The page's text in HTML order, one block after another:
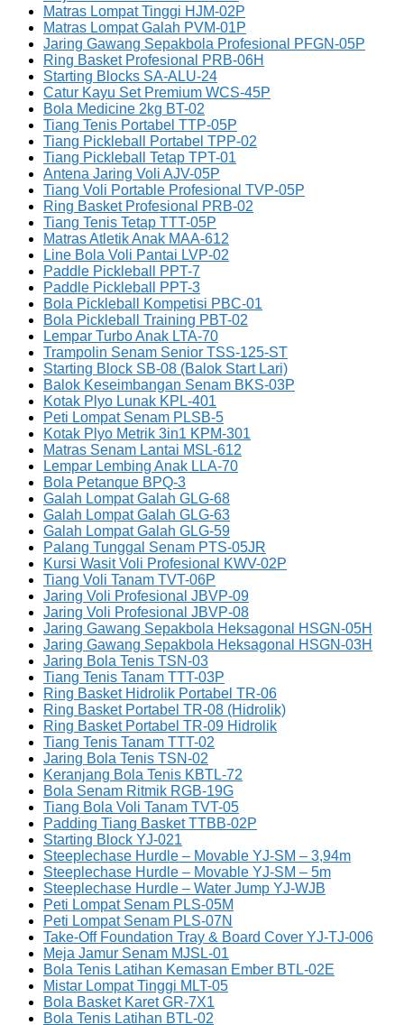
Matras Lompat Tinggi HJM-02P
Matras Lompat Galah PVM-01P
Jaring Gawang Sepakbola Profesional PFGN-05P
Ring Basket Profesional PRB-06H
Starting Blocks SA-ALU-24
Catur Kayu Set Premium WCS-45P
Bola Medicine 2kg BT-02
Tiang Tenis Portabel TTP-05P
Tiang Pickleball Portabel TPP-02
Tiang Pickleball Tetap TPT-01
Antena Jaring Voli AJV-05P
Tiang Voli Portable Profesional TVP-05P
Ring Basket Profesional PRB-02
Tiang Tenis Tetap TTT-05P
Matras Atletik Anak MAA-612
Line Bola Voli Pantai LVP-02
Paddle Pickleball PPT-7
Paddle Pickleball PPT-3
Bola Pickleball Kompetisi PBC-01
Bola Pickleball Training PBT-02
Lempar Turbo Anak LTA-70
Trampolin Senam Senior TSS-125-ST
Starting Block SB-08 (Balok Start Lari)
Balok Keseimbangan Senam BKS-03P
Kotak Plyo Lunak KPL-401
Peti Lompat Senam PLSB-5
Kotak Plyo Metrik 3in1 KPM-301
Matras Senam Lantai MSL-612
Lempar Lembing Anak LLA-70
Bola Petanque BPQ-3
Galah Lompat Galah GLG-68
Galah Lompat Galah GLG-63
Galah Lompat Galah GLG-59
Palang Tunggal Senam PTS-05JR
Kursi Wasit Voli Profesional KWV-02P
Tiang Voli Tanam TVT-06P
Jaring Voli Profesional JBVP-09
Jaring Voli Profesional JBVP-08
Jaring Gawang Sepakbola Heksagonal HSGN-05H
Jaring Gawang Sepakbola Heksagonal HSGN-03H
Jaring Bola Tenis TSN-03
Tiang Tenis Tanam TTT-03P
Ring Basket Hidrolik Portabel TR-06
Ring Basket Portabel TR-08 (Hidrolik)
Ring Basket Portabel TR-09 Hidrolik
Tiang Tenis Tanam TTT-02
Jaring Bola Tenis TSN-02
Keranjang Bola Tenis KBTL-72
Bola Senam Ritmik RGB-19G
Tiang Bola Voli Tanam TVT-05
Padding Tiang Basket TTBB-02P
Starting Block YJ-021
Steeplechase Hurdle – Movable YJ-SM – 3,94m
Steeplechase Hurdle – Movable YJ-SM – 5m
Steeplechase Hurdle – Water Jump YJ-WJB
Peti Lompat Senam PLS-05M
Peti Lompat Senam PLS-07N
Take-Off Foundation Tray & Board Cover YJ-TJ-006
Meja Jamur Senam MJSL-01
Bola Tenis Latihan Kemasan Ember BTL-02E
Mistar Lompat Tinggi MLT-05
Bola Basket Karet GR-7X1
Bola Tenis Latihan BTL-02